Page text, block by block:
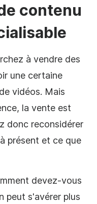
contenu
à vendre des
une certaine
vidéos. Mais
la vente est
donc reconsidérer
présent et ce que
devez-vous
peut s'avérer plus